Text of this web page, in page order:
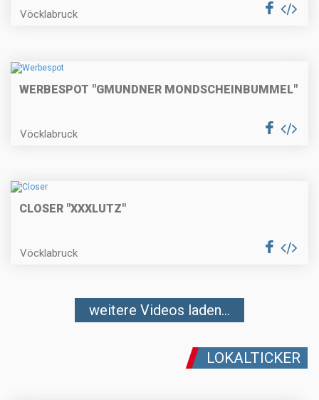
Vöcklabruck
WERBESPOT "GMUNDNER MONDSCHEINBUMMEL"
Vöcklabruck
CLOSER "XXXLUTZ"
Vöcklabruck
weitere Videos laden...
LOKALTICKER